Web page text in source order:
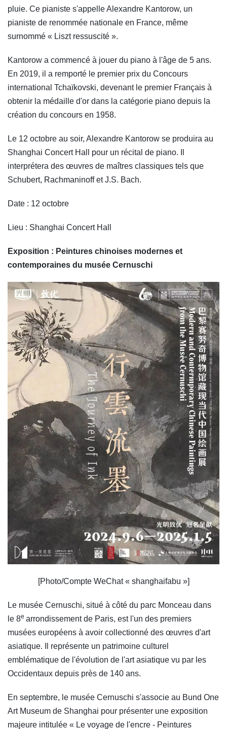
pluie. Ce pianiste s'appelle Alexandre Kantorow, un
pianiste de renommée nationale en France, même
surnommé « Liszt ressuscité ».
Kantorow a commencé à jouer du piano à l'âge de 5 ans.
En 2019, il a remporté le premier prix du Concours
international Tchaïkovski, devenant le premier Français à
obtenir la médaille d'or dans la catégorie piano depuis la
création du concours en 1958.
Le 12 octobre au soir, Alexandre Kantorow se produira au
Shanghai Concert Hall pour un récital de piano. Il
interprétera des œuvres de maîtres classiques tels que
Schubert, Rachmaninoff et J.S. Bach.
Date : 12 octobre
Lieu : Shanghai Concert Hall
Exposition : Peintures chinoises modernes et
contemporaines du musée Cernuschi
[Photo/Compte WeChat « shanghaifabu »]
Le musée Cernuschi, situé à côté du parc Monceau dans
le 8e arrondissement de Paris, est l'un des premiers
musées européens à avoir collectionné des œuvres d'art
asiatique. Il représente un patrimoine culturel
emblématique de l'évolution de l'art asiatique vu par les
Occidentaux depuis près de 140 ans.
En septembre, le musée Cernuschi s'associe au Bund One
Art Museum de Shanghai pour présenter une exposition
majeure intitulée « Le voyage de l'encre - Peintures